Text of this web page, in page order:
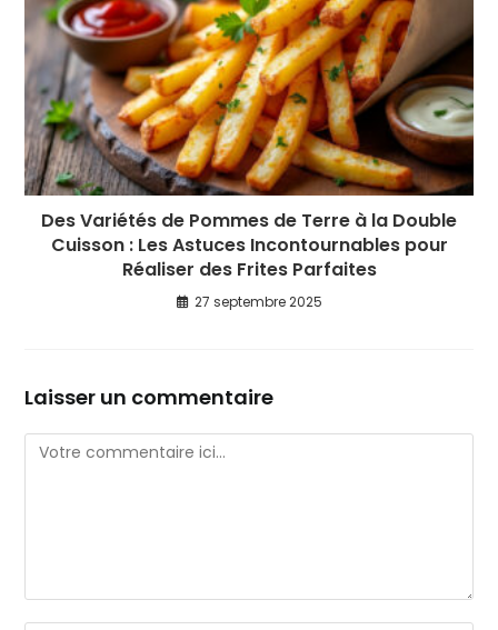
Des Variétés de Pommes de Terre à la Double
Cuisson : Les Astuces Incontournables pour
Réaliser des Frites Parfaites
27 septembre 2025
Laisser un commentaire